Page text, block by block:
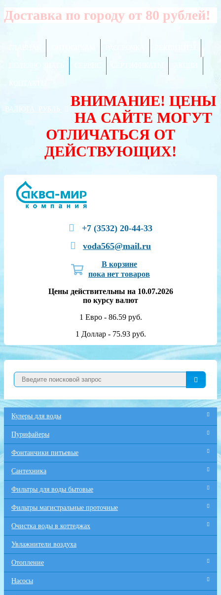
Доставка по городу от 80 рублей!
ВАЛЮТА:
ВНИМАНИЕ! ЦЕНЫ
НА САЙТЕ МОГУТ
ОТЛИЧАТЬСЯ ОТ
ДЕЙСТВУЮЩИХ!
+7 (3532) 20-44-33
voda565@mail.ru
В корзине
пока нет товаров
Цены действительны на 10.07.2026
по курсу валют
1 Евро - 86.59 руб.
1 Доллар - 75.93 руб.
Кулеры для воды
Пурифайеры
Фонтанчики питьевые
Сантехника
Фильтры для воды бытовые
Фильтры магистральные проточные
Очистка воды в коттеджах
Увлажнители воздуха
Отопление
Насосы